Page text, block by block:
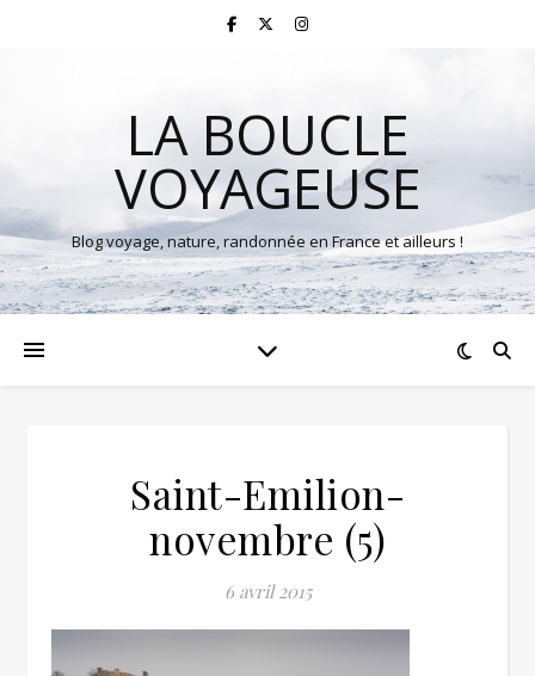
LA BOUCLE
VOYAGEUSE
Blog voyage, nature, randonnée en France et ailleurs !
Saint-Emilion-
novembre (5)
6 avril 2015